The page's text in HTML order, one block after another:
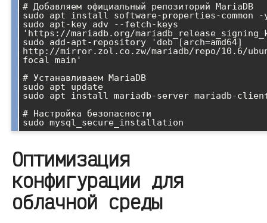
# Добавляем официальный репозиторий MariaDB
sudo apt install software-properties-common -
sudo apt-key adv --fetch-keys
'https://mariadb.org/
sudo add-apt-repository 'deb [arch=amd64]
http://mirror.zol.co.zw/mariadb/repo/10.6/
focal main'
# Устанавливаем MariaDB
sudo apt update
sudo apt install mariadb-server mariadb-
# Настройка безопасности
Оптимизация
конфигурации для
облачной среды